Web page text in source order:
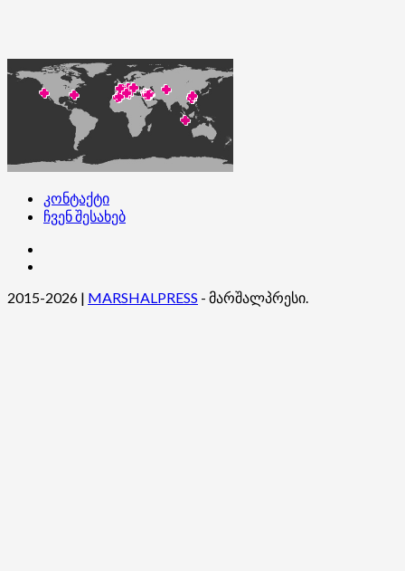
კონტაქტი
ჩვენ შესახებ
2015-2026 | MARSHALPRESS - მარშალპრესი.